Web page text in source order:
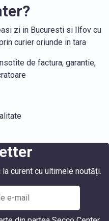
zi in Bucuresti si Ilfov cu
curier oriunde in tara
de factura, garantie,
curent cu ultimele noutăți.